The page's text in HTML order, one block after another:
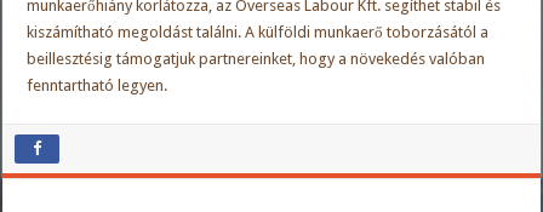
munkaerőhiány korlátozza, az Overseas Labour Kft. segíthet stabil és
kiszámítható megoldást találni. A külföldi munkaerő toborzásától a
beillesztésig támogatjuk partnereinket, hogy a növekedés valóban
fenntartható legyen.